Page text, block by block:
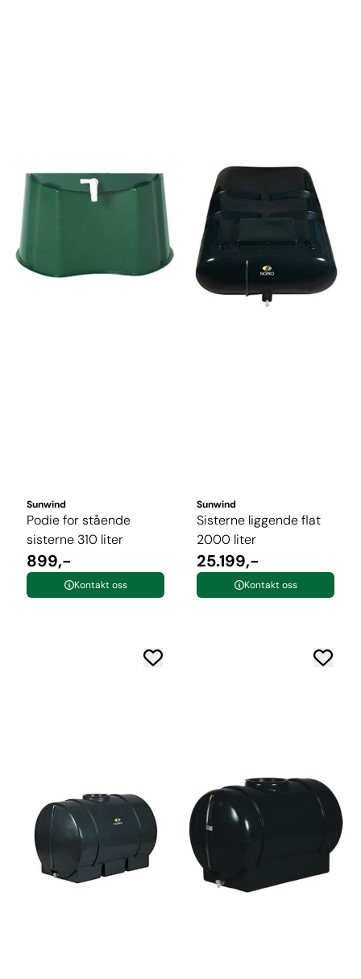
Sunwind
Podie for stående
sisterne 310 liter
899,-
Kontakt oss
Sunwind
Sisterne liggende flat
2000 liter
25.199,-
Kontakt oss